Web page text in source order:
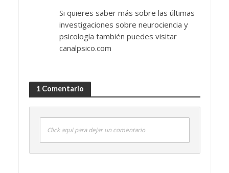
Si quieres saber más sobre las últimas
investigaciones sobre neurociencia y
psicología también puedes visitar
canalpsico.com
1 Comentario
Click aquí para dejar un comentario